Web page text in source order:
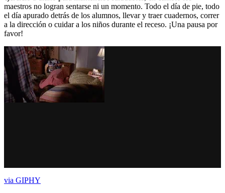
maestros no logran sentarse ni un momento. Todo el día de pie, todo
el día apurado detrás de los alumnos, llevar y traer cuadernos, correr
a la dirección o cuidar a los niños durante el receso. ¡Una pausa por
favor!
via GIPHY